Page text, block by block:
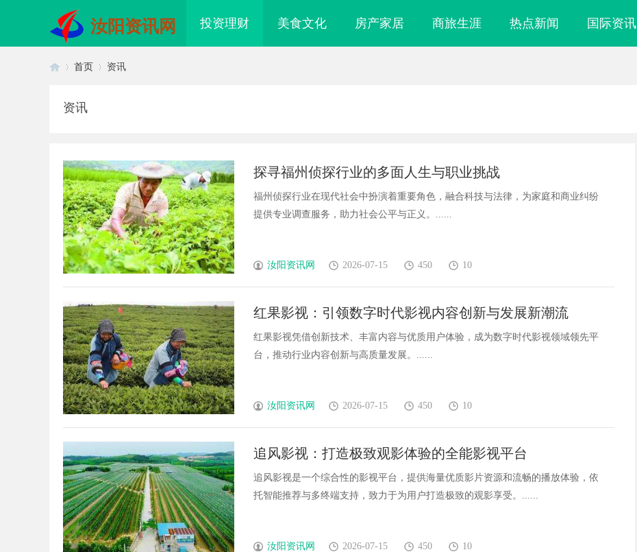
汝阳资讯网 投资理财 美食文化 房产家居 商旅生涯 热点新闻 国际资讯
首页 资讯
资讯
探寻福州侦探行业的多面人生与职业挑战
福州侦探行业在现代社会中扮演着重要角色，融合科技与法律，为家庭和商业纠纷
提供专业调查服务，助力社会公平与正义。......
汝阳资讯网 2026-07-15 450 10
红果影视：引领数字时代影视内容创新与发展新潮流
红果影视凭借创新技术、丰富内容与优质用户体验，成为数字时代影视领域领先平
台，推动行业内容创新与高质量发展。......
汝阳资讯网 2026-07-15 450 10
追风影视：打造极致观影体验的全能影视平台
追风影视是一个综合性的影视平台，提供海量优质影片资源和流畅的播放体验，依
托智能推荐与多终端支持，致力于为用户打造极致的观影享受。......
汝阳资讯网 2026-07-15 450 10
松实现免费看电影的多种途径 武汉配眼镜 上海配眼镜 武汉配眼镜 上海配眼镜